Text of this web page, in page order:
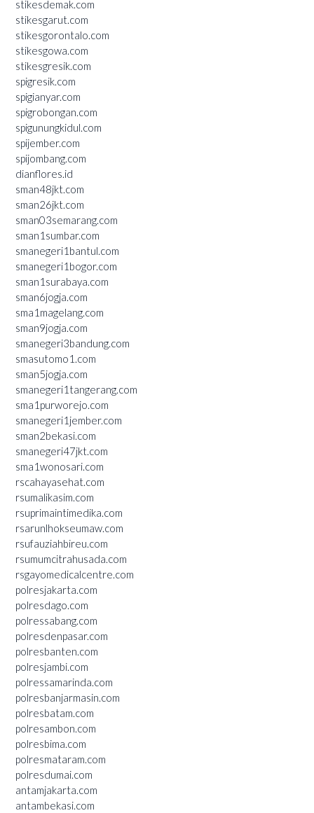
stikesdemak.com
stikesgarut.com
stikesgorontalo.com
stikesgowa.com
stikesgresik.com
spigresik.com
spigianyar.com
spigrobongan.com
spigunungkidul.com
spijember.com
spijombang.com
dianflores.id
sman48jkt.com
sman26jkt.com
sman03semarang.com
sman1sumbar.com
smanegeri1bantul.com
smanegeri1bogor.com
sman1surabaya.com
sman6jogja.com
sma1magelang.com
sman9jogja.com
smanegeri3bandung.com
smasutomo1.com
sman5jogja.com
smanegeri1tangerang.com
sma1purworejo.com
smanegeri1jember.com
sman2bekasi.com
smanegeri47jkt.com
sma1wonosari.com
rscahayasehat.com
rsumalikasim.com
rsuprimaintimedika.com
rsarunlhokseumaw.com
rsufauziahbireu.com
rsumumcitrahusada.com
rsgayomedicalcentre.com
polresjakarta.com
polresdago.com
polressabang.com
polresdenpasar.com
polresbanten.com
polresjambi.com
polressamarinda.com
polresbanjarmasin.com
polresbatam.com
polresambon.com
polresbima.com
polresmataram.com
polresdumai.com
antamjakarta.com
antambekasi.com